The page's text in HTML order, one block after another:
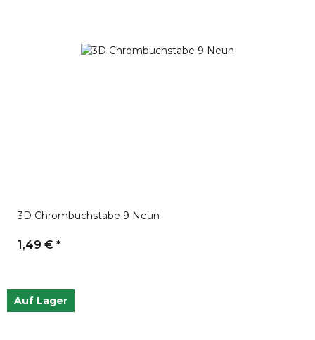
3D Chrombuchstabe 9 Neun
1,49 € *
Auf Lager